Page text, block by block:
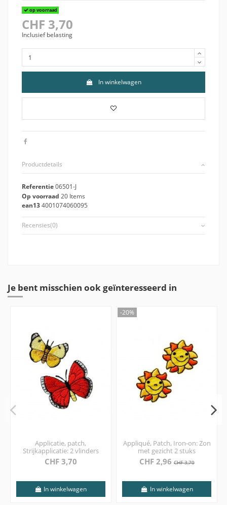
op voorraad
CHF 3,70
Inclusief belasting
In winkelwagen
Productdetails
Referentie06501-J
Op voorraad 20 Items
ean134001074060095
Recensies(0)
Je bent misschien ook geïnteresseerd in
Applicatie, patch,
Strijkapplicatie: 2 vlinders
CHF 3,70
In winkelwagen
-20%
Appliqué, Patch, Iron-on: Zon
met gezicht 2 stuks
CHF 2,96 CHF 3,70
In winkelwagen